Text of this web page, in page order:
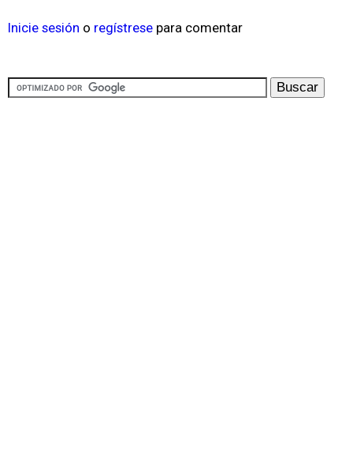
Inicie sesión o regístrese para comentar